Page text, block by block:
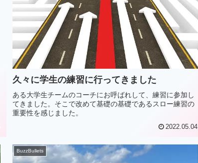
久々に学生の練習に行ってきました
ある大学生チームのコーチにお呼ばれして、練習に参加し
てきました。そこで改めて基礎の基礎であるスロー練習の
重要性を感じました。
2022.05.04
BuzzBullets